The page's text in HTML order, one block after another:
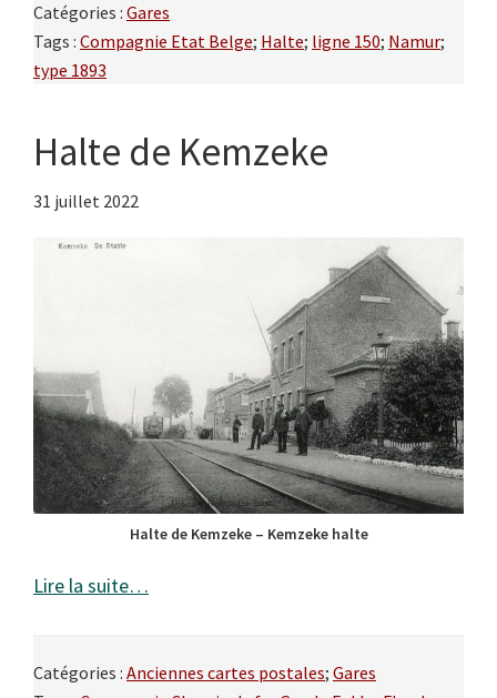
Catégories : Gares
Tags : Compagnie Etat Belge; Halte; ligne 150; Namur;
type 1893
Halte de Kemzeke
31 juillet 2022
Halte de Kemzeke – Kemzeke halte
Lire la suite…
Catégories : Anciennes cartes postales; Gares